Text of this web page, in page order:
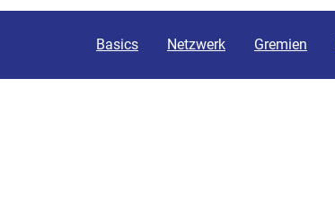
Basics Netzwerk Gremien